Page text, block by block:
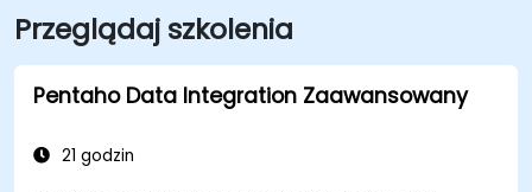
Przeglądaj szkolenia
Pentaho Data Integration Zaawansowany
21 godzin